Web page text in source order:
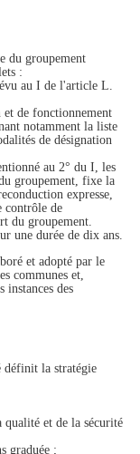
du groupement
:
au I de l'article L.
de fonctionnement
notamment la liste
de désignation
au 2° du I, les
groupement, fixe la
expresse,
contrôle de
du groupement.
une durée de dix ans.
et adopté par le
communes et,
instances des
la stratégie
et de la sécurité
graduée ;